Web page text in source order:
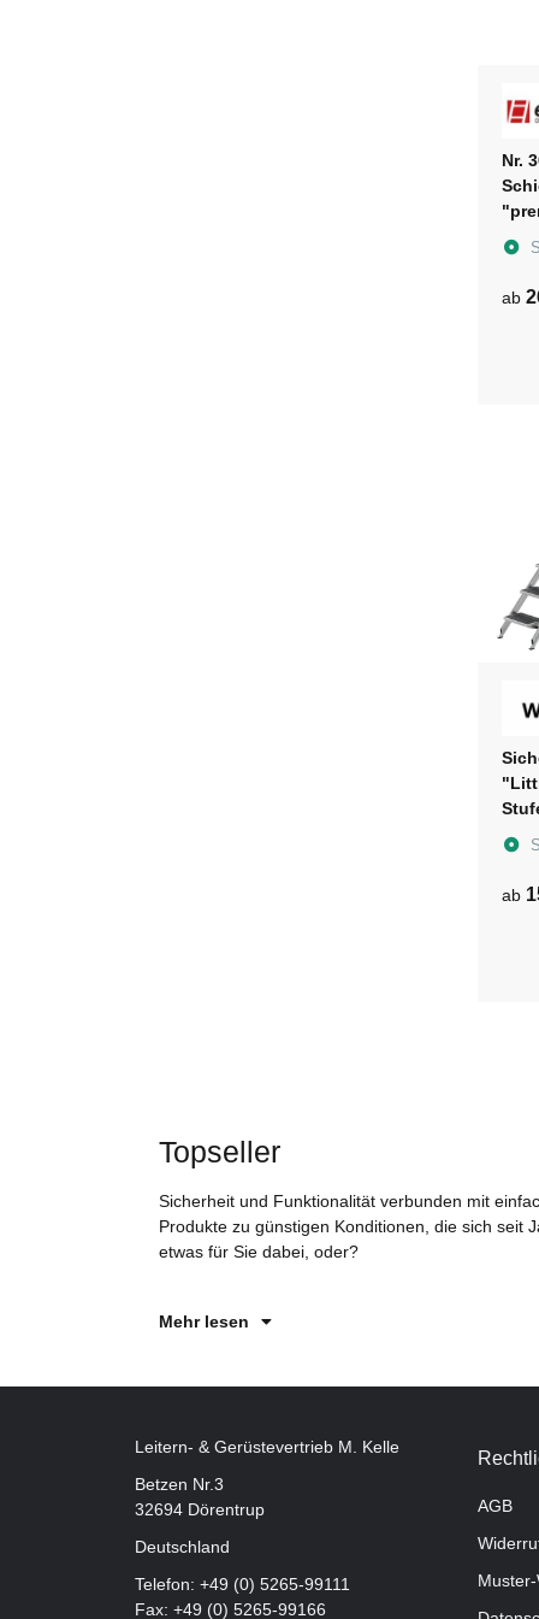
Nr.
ab
ab
Topseller
Sicherheit und Funktionalität verbunden mit
Produkte zu günstigen Konditionen, die sich seit
etwas für Sie dabei, oder?
Mehr lesen
Leitern- & Gerüstevertrieb M. Kelle
Betzen Nr.3
32694 Dörentrup
Deutschland
Telefon: +49 (0) 5265-99111
Fax: +49 (0) 5265-99166
AGB